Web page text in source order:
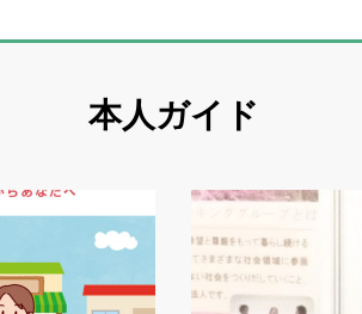
本人ガイド